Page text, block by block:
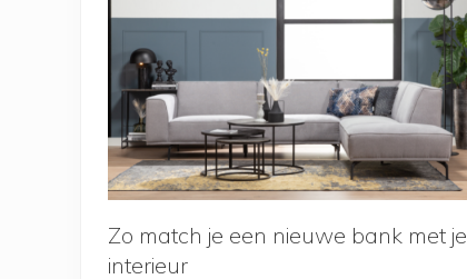
Zo match je een nieuwe bank met je
interieur